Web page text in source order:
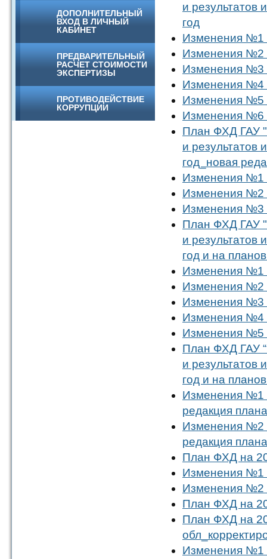
ДОПОЛНИТЕЛЬНЫЙ
ВХОД В ЛИЧНЫЙ
КАБИНЕТ
ПРЕДВАРИТЕЛЬНЫЙ
РАСЧЕТ СТОИМОСТИ
ЭКСПЕРТИЗЫ
ПРОТИВОДЕЙСТВИЕ
КОРРУПЦИИ
и результатов
год
Изменения №1
Изменения №2
Изменения №3
Изменения №4
Изменения №5
Изменения №6
План ФХД ГАУ
и результатов
год_новая
Изменения №1
Изменения №2
Изменения №3
План ФХД ГАУ
и результатов
год и на
Изменения №1
Изменения №2
Изменения №3
Изменения №4
Изменения №5
План ФХД ГАУ
и результатов
год и на
Изменения №1
редакция плана
Изменения №2
редакция плана
План ФХД на
Изменения №1
Изменения №2
План ФХД на
План ФХД на
Изменения №1